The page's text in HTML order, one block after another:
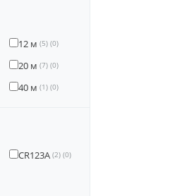
12 м (5) (0)
20 м (7) (0)
40 м (1) (0)
CR123A (2) (0)